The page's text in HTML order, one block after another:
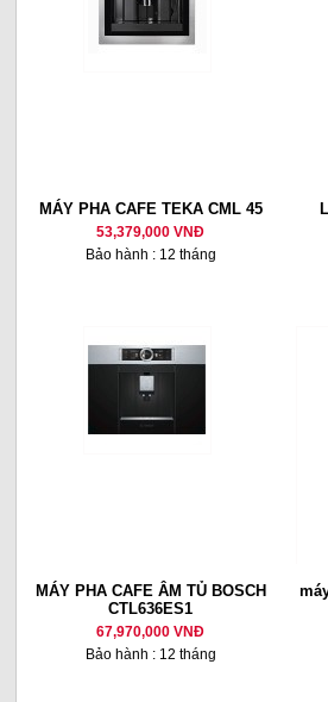
MÁY PHA CAFE TEKA CML 45
53,379,000 VNĐ
Bảo hành : 12 tháng
MÁY PHA CAFE ÂM TỦ BOSCH
CTL636ES1
67,970,000 VNĐ
Bảo hành : 12 tháng